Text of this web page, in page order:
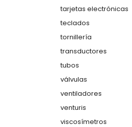
tarjetas electrónicas
teclados
tornillería
transductores
tubos
válvulas
ventiladores
venturis
viscosímetros